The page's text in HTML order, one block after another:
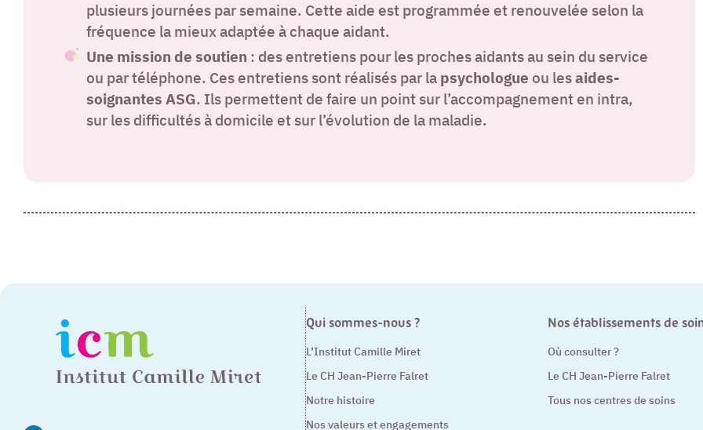
plusieurs journées par semaine. Cette aide est programmée et renouvelée selon la
fréquence la mieux adaptée à chaque aidant.
Une mission de soutien : des entretiens pour les proches aidants au sein du service
ou par téléphone. Ces entretiens sont réalisés par la psychologue ou lesaides-
soignantes ASG. Ils permettent de faire un point sur l’accompagnement en intra,
sur les difficultés à domicile et sur l’évolution de la maladie.
Qui sommes-nous ?
L’Institut Camille Miret
Le CH Jean-Pierre Falret
Notre histoire
Nos valeurs et engagements
Nos établissements de
Où consulter ?
Le CH Jean-Pierre Falret
Tous nos centres de soins